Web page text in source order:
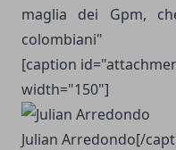
maglia dei Gpm,
colombiani"
[caption
width="150"]
Julian Arredondo[/